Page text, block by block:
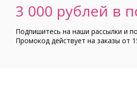
3 000 рублей в
Подпишитесь на наши рассылки и
Промокод действует на заказы от